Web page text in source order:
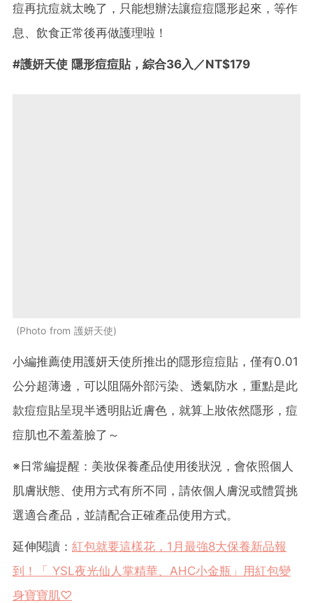
痘再抗痘就太晚了，只能想辦法讓痘痘隱形起來，等作
息、飲食正常後再做護理啦！
#護妍天使 隱形痘痘貼，綜合36入／NT$179
Photo from 護妍天使
小編推薦使用護妍天使所推出的隱形痘痘貼，僅有0.01
公分超薄邊，可以阻隔外部污染、透氣防水，重點是此
款痘痘貼呈現半透明貼近膚色，就算上妝依然隱形，痘
痘肌也不羞羞臉了～
※日常編提醒：美妝保養產品使用後狀況，會依照個人
肌膚狀態、使用方式有所不同，請依個人膚況或體質挑
選適合產品，並請配合正確產品使用方式。
延伸閱讀： 紅包就要這樣花，1月最強8大保養新品報
到！「 YSL夜光仙人掌精華、AHC小金瓶」用紅包變
身寶寶肌♡